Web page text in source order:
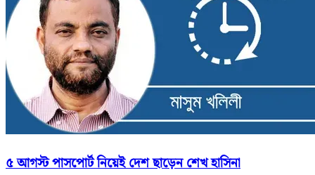
৫ আগস্ট পাসপোর্ট নিয়েই দেশ ছাড়েন শেখ হাসিনা